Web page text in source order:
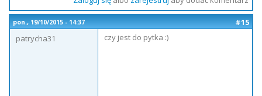
pon., 19/10/2015 - 14:37
#15
patrycha31
czy jest do pytka :)